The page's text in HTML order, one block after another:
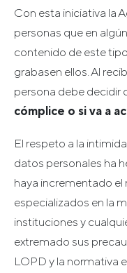
Con esta iniciativa la
personas que en
contenido de este
grabasen ellos. Al
persona debe decidir
cómplice o si va a
El respeto a la
datos personales ha
haya incrementado
especializados en la
instituciones y
extremado sus
LOPD y la normativa